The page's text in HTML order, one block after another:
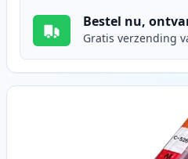
Bestel nu,
Gratis verzending